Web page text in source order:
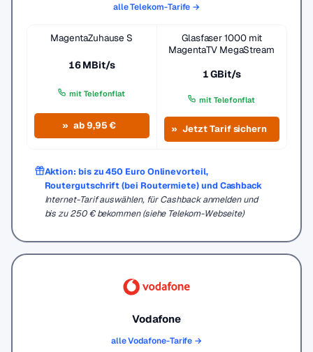
alle Telekom-Tarife →
MagentaZuhause S
16 MBit/s
mit Telefonflat
ab 9,95 €
Glasfaser 1000 mit
MagentaTV MegaStream
1 GBit/s
mit Telefonflat
Jetzt Tarif sichern
Aktion: bis zu 450 Euro Onlinevorteil,
Routergutschrift (bei Routermiete) und Cashback
Internet-Tarif auswählen, für Cashback anmelden und
bis zu 250 € bekommen (siehe Telekom-Webseite)
Vodafone
alle Vodafone-Tarife →